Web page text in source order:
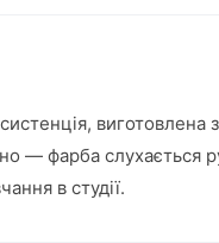
виготовлена з
— фарба слухається
в студії.